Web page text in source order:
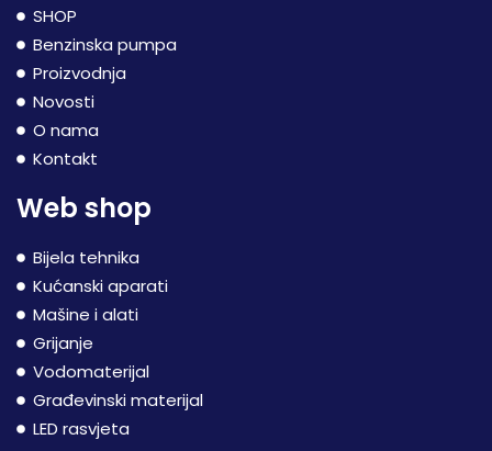
SHOP
Benzinska pumpa
Proizvodnja
Novosti
O nama
Kontakt
Web shop
Bijela tehnika
Kućanski aparati
Mašine i alati
Grijanje
Vodomaterijal
Građevinski materijal
LED rasvjeta